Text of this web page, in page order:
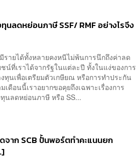
ลดหย่อนภาษี SSF/ RMF อย่างไรจึง
ายได้ทั้งหลายคงหนีไม่พ้นการนึกถึงค่าลด
ที่เราได้จากรัฐในแต่ละปี ทั้งในแง่ของการ
ทุนเพื่อเตรียมตัวเกษียณ หรือการทำประกัน
อนนี้เราอยากขอคุยถึงเฉพาะเรื่องการ
นลดหย่อนภาษี หรือ SS...
จาก SCB ปั้นพอร์ตทำคะแนนยก